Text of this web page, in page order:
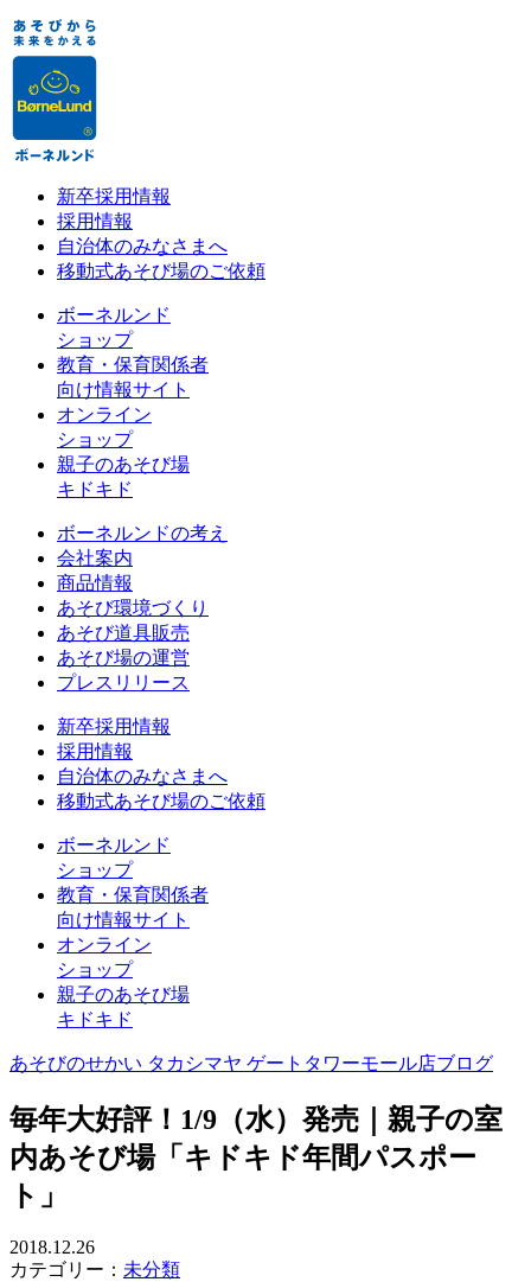
新卒採用情報
採用情報
自治体のみなさまへ
移動式あそび場のご依頼
ボーネルンド
ショップ
教育・保育関係者
向け情報サイト
オンライン
ショップ
親子のあそび場
キドキド
ボーネルンドの考え
会社案内
商品情報
あそび環境づくり
あそび道具販売
あそび場の運営
プレスリリース
新卒採用情報
採用情報
自治体のみなさまへ
移動式あそび場のご依頼
ボーネルンド
ショップ
教育・保育関係者
向け情報サイト
オンライン
ショップ
親子のあそび場
キドキド
あそびのせかい タカシマヤ ゲートタワーモール店ブログ
毎年大好評！1/9（水）発売｜親子の室
内あそび場「キドキド年間パスポー
ト」
2018.12.26
カテゴリー： 未分類